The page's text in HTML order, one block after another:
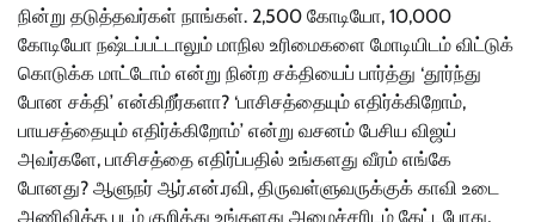
நின்று தடுத்தவர்கள் நாங்கள். 2,500 கோடியோ, 10,000
கோடியோ நஷ்டப்பட்டாலும் மாநில உரிமைகளை மோடியிடம் விட்டுக்
கொடுக்க மாட்டோம் என்று நின்ற சக்தியைப் பார்த்து ‘தூர்ந்து
போன சக்தி’ என்கிறீர்களா? ‘பாசிசத்தையும் எதிர்க்கிறோம்,
பாயசத்தையும் எதிர்க்கிறோம்’ என்று வசனம் பேசிய விஜய்
அவர்களே, பாசிசத்தை எதிர்ப்பதில் உங்களது வீரம் எங்கே
போனது? ஆளுநர் ஆர்.என்.ரவி, திருவள்ளுவருக்குக் காவி உடை
அணிவித்த படம் குறித்து உங்களது அமைச்சரிடம் கேட்டபோது,